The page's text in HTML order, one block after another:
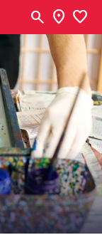
search location_on favorite